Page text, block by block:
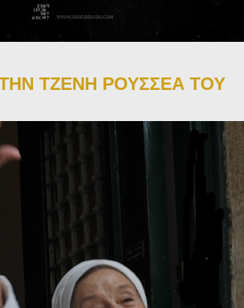
ΤΖΕΝΗ ΡΟΥΣΣΕΑ ΤΟΥ